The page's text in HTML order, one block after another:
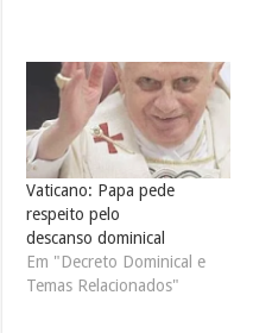
Vaticano: Papa pede
respeito pelo
descanso dominical
Em "Decreto Dominical e
Temas Relacionados"